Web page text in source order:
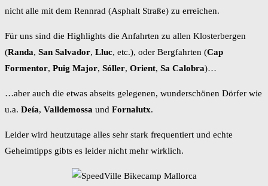
nicht alle mit dem Rennrad (Asphalt Straße) zu erreichen.
Für uns sind die Highlights die Anfahrten zu allen Klosterbergen
(Randa, San Salvador, Lluc, etc.), oder Bergfahrten (Cap
Formentor, Puig Major, Sóller, Orient, Sa Calobra)…
…aber auch die etwas abseits gelegenen, wunderschönen Dörfer wie
u.a. Deía, Valldemossa und Fornalutx.
Leider wird heutzutage alles sehr stark frequentiert und echte
Geheimtipps gibts es leider nicht mehr wirklich.